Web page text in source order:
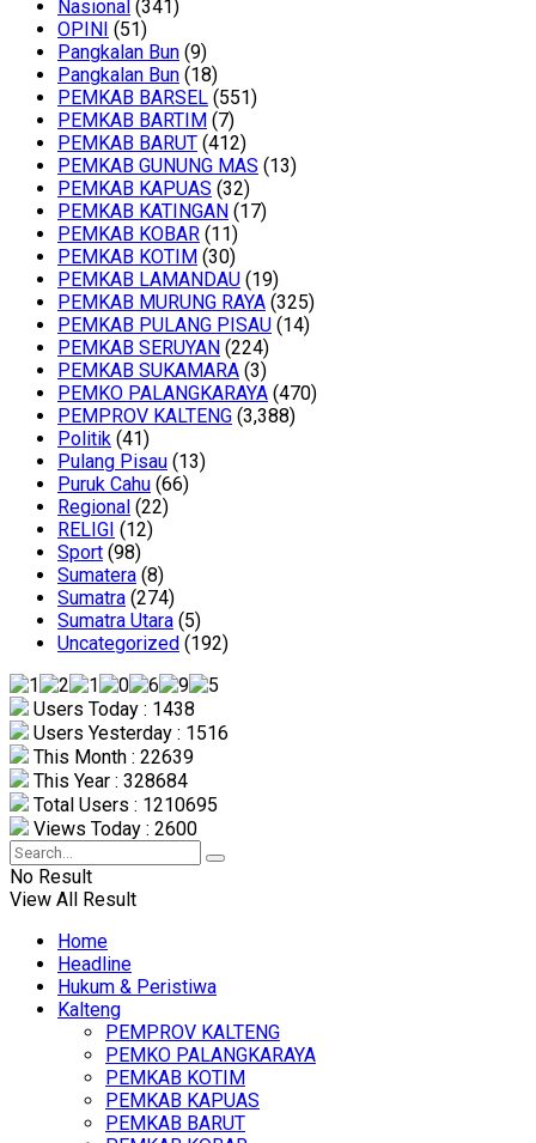
Nasional (341)
OPINI (51)
Pangkalan Bun (9)
Pangkalan Bun (18)
PEMKAB BARSEL (551)
PEMKAB BARTIM (7)
PEMKAB BARUT (412)
PEMKAB GUNUNG MAS (13)
PEMKAB KAPUAS (32)
PEMKAB KATINGAN (17)
PEMKAB KOBAR (11)
PEMKAB KOTIM (30)
PEMKAB LAMANDAU (19)
PEMKAB MURUNG RAYA (325)
PEMKAB PULANG PISAU (14)
PEMKAB SERUYAN (224)
PEMKAB SUKAMARA (3)
PEMKO PALANGKARAYA (470)
PEMPROV KALTENG (3,388)
Politik (41)
Pulang Pisau (13)
Puruk Cahu (66)
Regional (22)
RELIGI (12)
Sport (98)
Sumatera (8)
Sumatra (274)
Sumatra Utara (5)
Uncategorized (192)
Users Today : 1438
Users Yesterday : 1516
This Month : 22639
This Year : 328684
Total Users : 1210695
Views Today : 2600
No Result
View All Result
Home
Headline
Hukum & Peristiwa
Kalteng
PEMPROV KALTENG
PEMKO PALANGKARAYA
PEMKAB KOTIM
PEMKAB KAPUAS
PEMKAB BARUT